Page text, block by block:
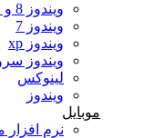
ویندوز 8 و 8.1
ویندوز 7
ویندوز xp
ویندوز
لینوکس
ویندوز
موبایل
نرم افزار